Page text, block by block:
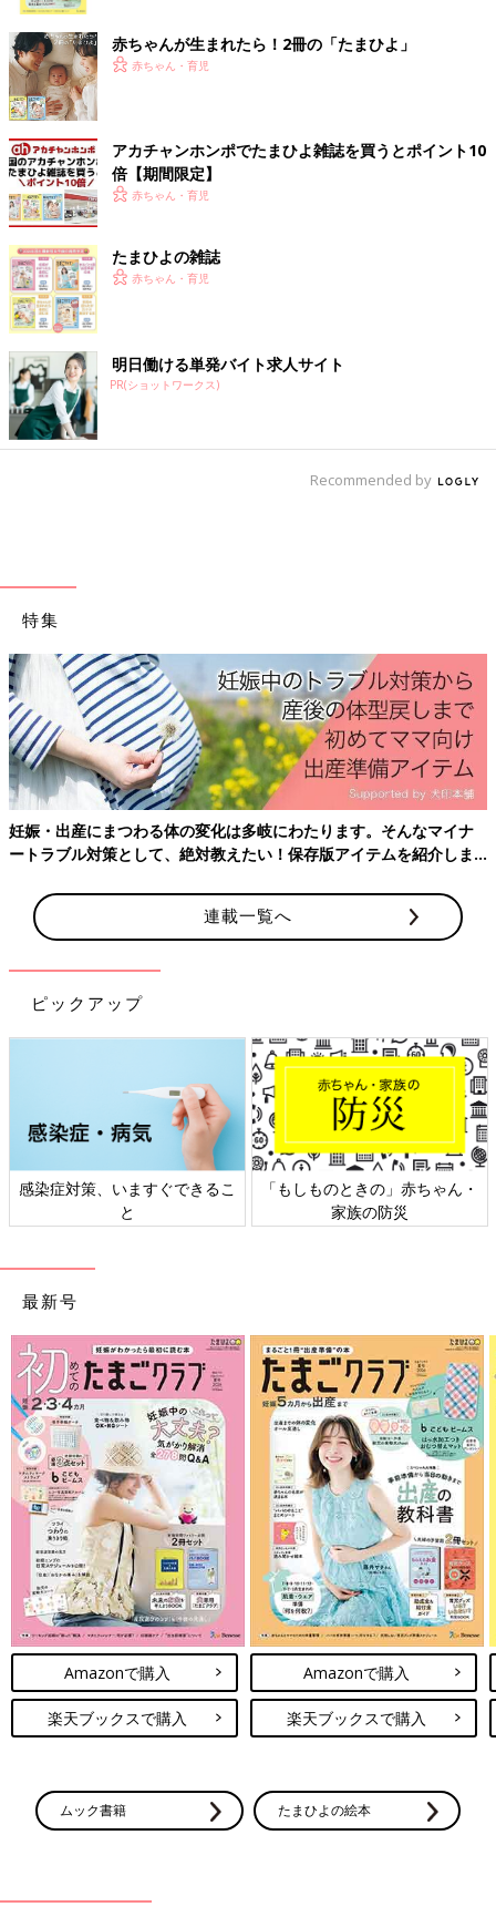
【寝かしつけエピソードをまんがで紹介】
まんが／えんぴつ座 文／ひよこクラブ編集部
【保存版】赤ちゃんがコテンと眠るには
コツがある！月齢別解説付き【米国IPHI
公認・乳幼児睡眠コンサルタント】
赤ちゃんの寝かしつけに1～2時間かかりイライ
ラしてしまう…、抱っこでやっと寝た！と思っ
て布団に下ろしたとたん、背中スイッチ発動で
また抱っこ（泣）。このような悩みを持ってい
るママやパパは少なくないのではないでしょう
か？ 今回は、そんな0才代の“長時間の寝かし
つけ”を解決する方法を紹介します！
泣きやませと寝かしつけに、音楽や動画はマストアイテム。赤ち
ゃんによって、音が静かめな方が好き・テンションが上がるほう
がご機嫌なるなど、好みはさまざまです。いろいろなものを試し
『ひよこクラブ』2022年3月号の別冊付録「ピタッと泣きやむ＆
コテンと眠る 月齢別最強ワザ」では、読者のママ・パパたちの
実際に効いたワザ」をたくさん紹介しています。
参考／『ひよこクラブ』2022年3月号「ピタッと泣きやむ＆コテ
ンと眠る 月齢別最強ワザ」
※掲載している情報は2022年2月現在のものです。
赤ちゃんが生まれたら！2冊の「たまひよ」
赤ちゃん・育児
アカチャンホンポでたまひよ雑誌を買うとポイント10
倍【期間限定】
赤ちゃん・育児
たまひよの雑誌
赤ちゃん・育児
明日働ける単発バイト求人サイト
PR(ショットワークス)
Recommended by
特集
たります。そんなマイナ
存版アイテムを紹介しま
産後はお世話で大忙し、出産前にそろ
ておきたいことをわかりやすく紹介！
連載一覧へ
ピックアップ
「もしものときの」赤ちゃん・
家族の防災
日本外来小児科学会リーフレッ
ト検討会
最新号
Amazonで購入
楽天ブックスで購入
Amazonで購入
楽天ブックスで購入
ムック書籍 たまひよの絵本